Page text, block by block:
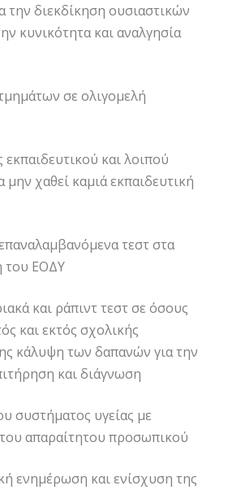
την διεκδίκηση ουσιαστικών
κυνικότητα και αναλγησία
σε ολιγομελή
και λοιπού
χαθεί καμιά εκπαιδευτική
τεστ στα
του ΕΟΔΥ
και ράπιντ τεστ σε όσους
και εκτός σχολικής
κάλυψη των δαπανών για την
και διάγνωση
υγείας με
απαραίτητου προσωπικού
και ενίσχυση της